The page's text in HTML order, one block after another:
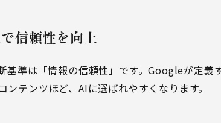
信頼性を向上
基準は「情報の信頼性」です。Googleが定義
テンツほど、AIに選ばれやすくなります。